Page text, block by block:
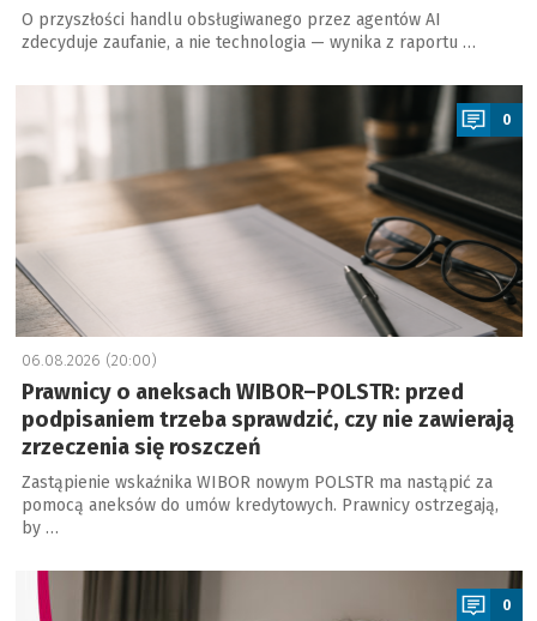
O przyszłości handlu obsługiwanego przez agentów AI
zdecyduje zaufanie, a nie technologia — wynika z raportu …
a
0
06.08.2026 (20:00)
Prawnicy o aneksach WIBOR–POLSTR: przed
podpisaniem trzeba sprawdzić, czy nie zawierają
zrzeczenia się roszczeń
Zastąpienie wskaźnika WIBOR nowym POLSTR ma nastąpić za
pomocą aneksów do umów kredytowych. Prawnicy ostrzegają,
by …
0